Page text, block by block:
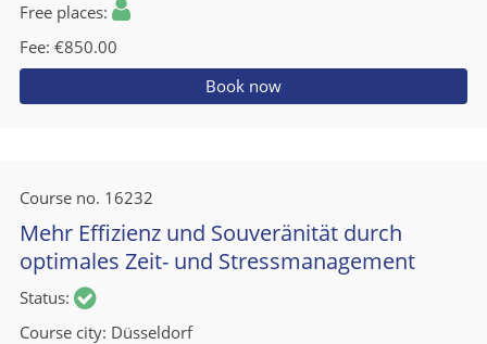
Free places
Fee €850.00
Book now
Course no. 16232
Mehr Effizienz und Souveränität durch
optimales Zeit- und Stressmanagement
Status
Course city Düsseldorf